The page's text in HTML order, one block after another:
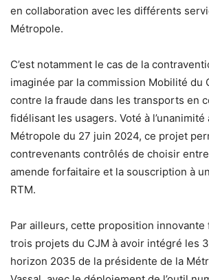
en collaboration avec les différents
Métropole.
C’est notamment le cas de la
imaginée par la commission Mobilité du
contre la fraude dans les transports en
fidélisant les usagers. Voté à
Métropole du 27 juin 2024, ce projet
contrevenants contrôlés de choisir entre
amende forfaitaire et la souscription à
RTM.
Par ailleurs, cette proposition innovante
trois projets du CJM à avoir intégré les
horizon 2035 de la présidente de la